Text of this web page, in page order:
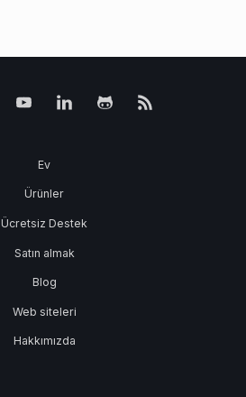
Ev
Ürünler
Ücretsiz Destek
Satın almak
Blog
Web siteleri
Hakkımızda